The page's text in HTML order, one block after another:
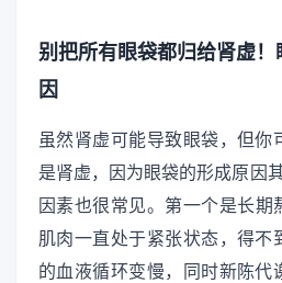
别把所有眼袋都归给肾虚
因
虽然肾虚可能导致眼袋，但你
是肾虚，因为眼袋的形成原因
因素也很常见。第一个是长
肌肉一直处于紧张状态，得不
的血液循环变慢，同时新陈代